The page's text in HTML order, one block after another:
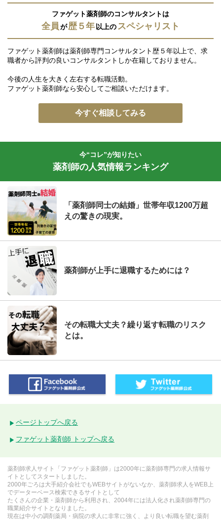
ファゲット薬剤師のコンサルタントは
全員が歴５年以上のスペシャリスト
ファゲット薬剤師は薬剤師専門コンサルタント歴５年以上で、求
職者から評判の良いコンサルタントしか在籍しておりません。
今後の人生を大きく左右する転職活動。
ファゲット薬剤師なら安心してご相談いただけます。
今すぐ相談してみる
今“コレ”が知りたい
薬剤師の人気情報ランキング
「薬剤師同士の結婚」世帯年収1200万超
えの驚きの現実。
薬剤師が上手に退職するためには？
その転職大丈夫？繰り返す転職のリスク
とは。
ページトップへ戻る
ファゲット薬剤師 トップへ戻る
薬剤師求人サイト「ファゲット薬剤師」は2000年に薬剤師専門の求人情報サ
イトとしてスタートしました。
2000年ごろは大手紹介会社でもWEBサイトがないなか、薬剤師求人をWEB上
でデーターベース検索できるサイトとして
たくさんの企業・薬剤師から利用され、2004年には法人化され薬剤師専門の
職業紹介サイトとなりました。
現在は中小の調剤薬局・病院の求人に非常に強く、より良い転職を望む薬剤